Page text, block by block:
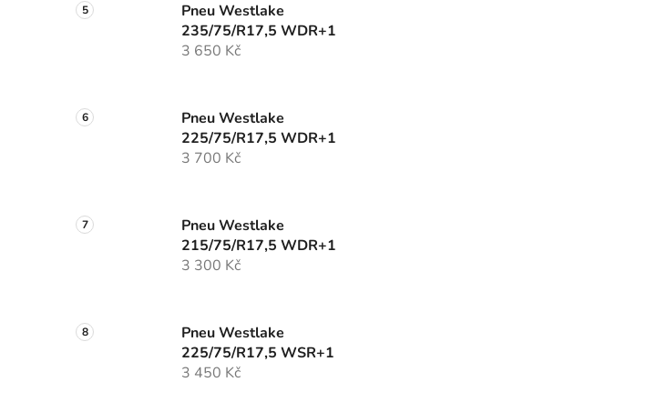
Pneu Westlake
235/75/R17,5 WDR+1
3 650 Kč
Pneu Westlake
225/75/R17,5 WDR+1
3 700 Kč
Pneu Westlake
215/75/R17,5 WDR+1
3 300 Kč
Pneu Westlake
225/75/R17,5 WSR+1
3 450 Kč